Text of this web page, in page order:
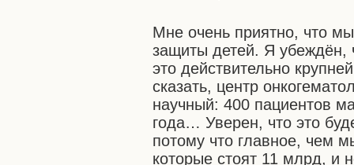
Мне очень приятно, что
защиты детей. Я убеждён,
это действительно
сказать, центр
научный: 400 пациентов
года… Уверен, что это
потому что главное, чем
которые стоят 11 млрд, и